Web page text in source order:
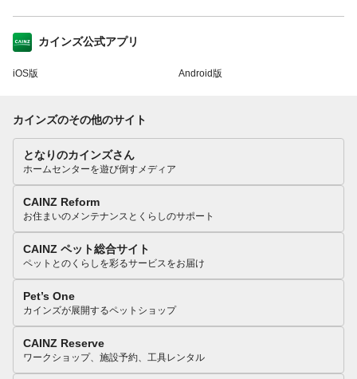
カインズ公式アプリ
iOS版 Android版
カインズのその他のサイト
となりのカインズさん
ホームセンターを遊び倒すメディア
CAINZ Reform
お住まいのメンテナンスとくらしのサポート
CAINZ ペット総合サイト
ペットとのくらしを彩るサービスをお届け
Pet’s One
カインズが展開するペットショップ
CAINZ Reserve
ワークショップ、施設予約、工具レンタル